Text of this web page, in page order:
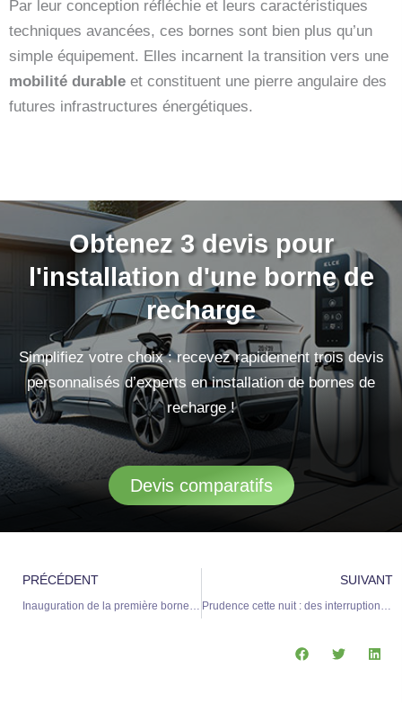
Par leur conception réfléchie et leurs caractéristiques
techniques avancées, ces bornes sont bien plus qu’un
simple équipement. Elles incarnent la transition vers une
mobilité durable et constituent une pierre angulaire des
futures infrastructures énergétiques.
Obtenez 3 devis pour
l'installation d'une borne de
recharge
Simplifiez votre choix : recevez rapidement trois devis
personnalisés d’experts en installation de bornes de
recharge !
Devis comparatifs
Précédent
PRÉCÉDENT SUIVANT